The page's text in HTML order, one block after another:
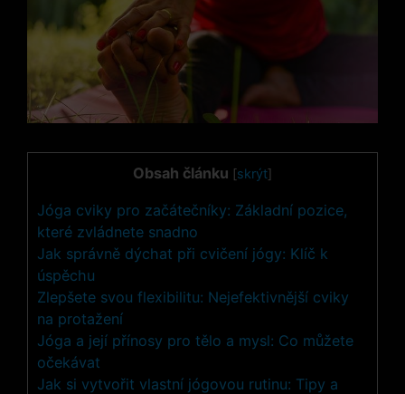
Obsah článku [skrýt]
Jóga cviky pro začátečníky: Základní pozice,
⁤které ⁢zvládnete snadno
Jak správně dýchat při cvičení jógy: Klíč k ​
úspěchu
Zlepšete svou flexibilitu: Nejefektivnější cviky
na protažení
Jóga a její přínosy‍ pro tělo ‍a mysl:⁣ Co ⁣můžete
očekávat
Jak‌ si vytvořit vlastní jógovou rutinu: Tipy⁢ a ​